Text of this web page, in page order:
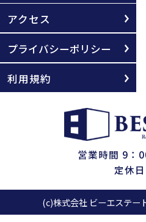
アクセス
プライバシーポリシー
利用規約
営業時間 9：
定休
(c)株式会社 ビーエステ